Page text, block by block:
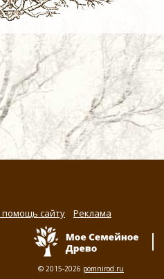
сайту Реклама
© 2015-2026 pomnirod.ru